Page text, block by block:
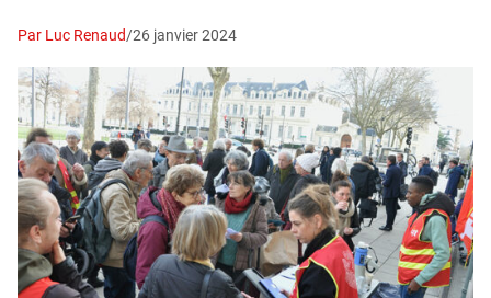
Par Luc Renaud/26 janvier 2024